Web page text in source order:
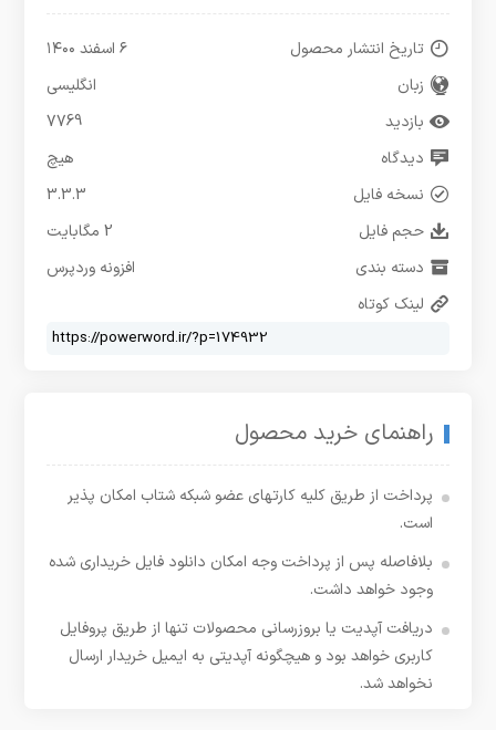
تاریخ انتشار محصول
۶ اسفند ۱۴۰۰
زبان
انگلیسی
بازدید
7769
دیدگاه
هیچ
نسخه فایل
3.3.3
حجم فایل
2 مگابایت
دسته بندی
افزونه وردپرس
لینک کوتاه
راهنمای خرید محصول
پرداخت از طریق کلیه کارتهای عضو شبکه شتاب امکان پذیر
است.
بلافاصله پس از پرداخت وجه امکان دانلود فایل خریداری شده
وجود خواهد داشت.
دریافت آپدیت یا بروزرسانی محصولات تنها از طریق پروفایل
کاربری خواهد بود و هیچگونه آپدیتی به ایمیل خریدار ارسال
نخواهد شد.